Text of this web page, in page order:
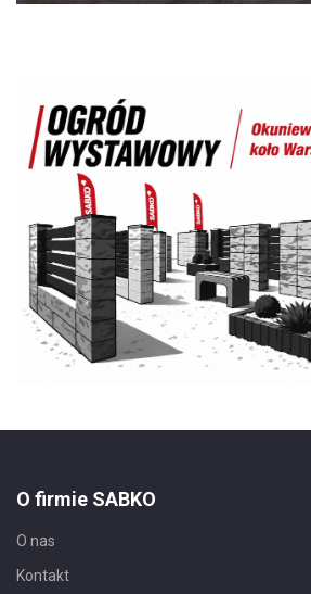
O firmie SABKO
O nas
Kontakt